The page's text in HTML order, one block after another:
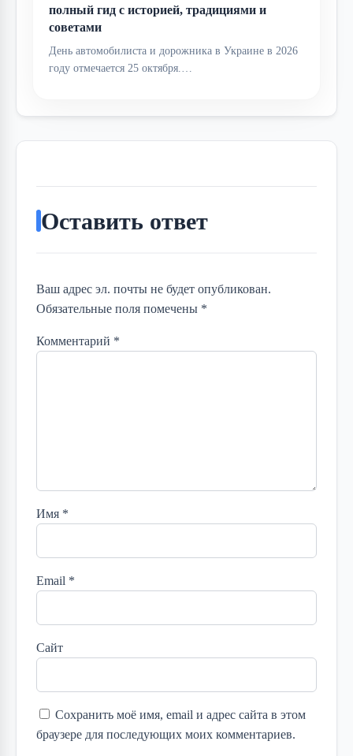
полный гид с историей, традициями и
советами
День автомобилиста и дорожника в Украине в 2026
году отмечается 25 октября.…
Оставить ответ
Ваш адрес эл. почты не будет опубликован.
Обязательные поля помечены *
Комментарий *
Имя *
Email *
Сайт
Сохранить моё имя, email и адрес сайта в этом
браузере для последующих моих комментариев.